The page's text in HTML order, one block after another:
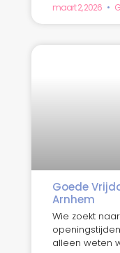
maart 2, 2026
Goede
Arnhem
Wie zoekt
alleen weten